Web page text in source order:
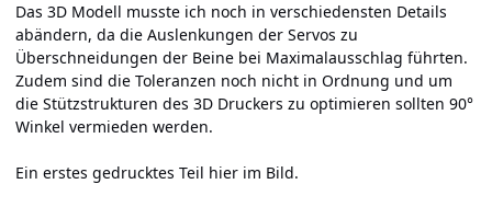
Das 3D Modell musste ich noch in verschiedensten Details
abändern, da die Auslenkungen der Servos zu
Überschneidungen der Beine bei Maximalausschlag führten.
Zudem sind die Toleranzen noch nicht in Ordnung und um
die Stützstrukturen des 3D Druckers zu optimieren sollten 90°
Winkel vermieden werden.
Ein erstes gedrucktes Teil hier im Bild.